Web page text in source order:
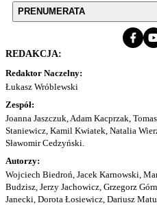
PRENUMERATA
REDAKCJA:
Redaktor Naczelny:
Łukasz Wróblewski
Zespół:
Joanna Jaszczuk, Adam Kacprzak,
Staniewicz, Kamil Kwiatek, Natalia
Sławomir Cedzyński.
Autorzy:
Wojciech Biedroń, Jacek Karnowski,
Budzisz, Jerzy Jachowicz, Grzegorz
Janecki, Dorota Łosiewicz, Dariusz